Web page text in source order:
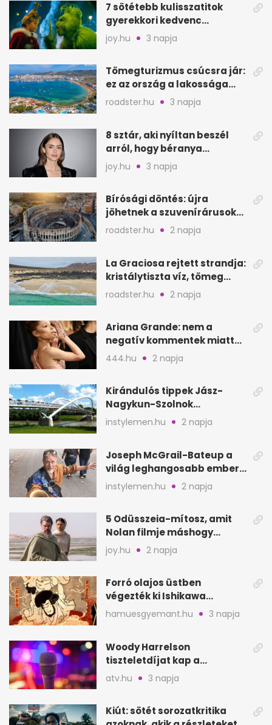
7 sötétebb kulisszatitok
gyerekkori kedvenc
filmjeinkről a Joy szerint
joy.hu 3 napja
Tömegturizmus csúcsra jár:
ez az ország a lakossága
kétszeresét fogadja
roadster.hu 3 napja
8 sztár, aki nyíltan beszél
arról, hogy béranya
segítette a családalapítást
joy.hu 3 napja
Bírósági döntés: újra
jöhetnek a szuvenírárusok
Európa ikonikus helyére
roadster.hu 2 napja
La Graciosa rejtett strandja:
kristálytiszta víz, tömeg
nélkül
roadster.hu 2 napja
Ariana Grande: nem a
negatív kommentek miatt
vonul vissza
444.hu 2 napja
Kirándulós tippek Jász-
Nagykun-Szolnok
megyében: 6 kihagyhatatlan
hely
instylemen.hu 2 napja
Joseph McGrail-Bateup a
világ leghangosabb embere
lett Ausztráliából
instylemen.hu 2 napja
5 Odüsszeia-mítosz, amit
Nolan filmje máshogy
mutat, mint Homérosz
joy.hu 2 napja
Forró olajos üstben
végezték ki Ishikawa
Goemont, Japán Robin
Hoodját
hamuesgyemant.hu 3 napja
Woody Harrelson
tiszteletdíjat kap a
Szarajevói Filmfesztiválon
atv.hu 3 napja
Kiút: sötét sorozatkritika